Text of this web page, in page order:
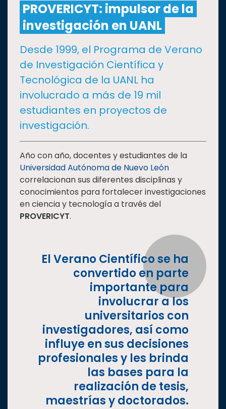
CULTURA
I+D+IEXPERTOS
SALUD
SUSTENTABILIDAD
TEMAS
Oferta
educativa
Investigación
Internacionalización
Vinculación
Universiada
PROVERICYT: impulsor de la
investigación en UANL
Desde 1999, el Programa de Verano
de Investigación Científica y
Tecnológica de la UANL ha
involucrado a más de 19 mil
estudiantes en proyectos de
investigación.
Año con año, docentes y estudiantes de la
Universidad Autónoma de Nuevo León
correlacionan sus diferentes disciplinas y
conocimientos para fortalecer investigaciones
en ciencia y tecnología a través del
PROVERICYT.
El Verano Científico se ha
convertido en parte
importante para
involucrar a los
universitarios con
investigadores, así como
influye en sus decisiones
profesionales y les brinda
las bases para la
realización de tesis,
maestrías y doctorados.